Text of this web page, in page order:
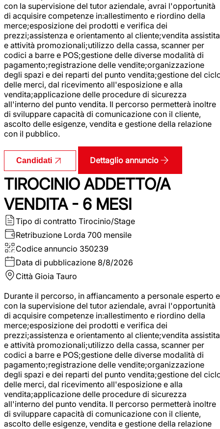
con la supervisione del tutor aziendale, avrai l'opportunità
di acquisire competenze in:allestimento e riordino della
merce;esposizione dei prodotti e verifica dei
prezzi;assistenza e orientamento al cliente;vendita assistita
e attività promozionali;utilizzo della cassa, scanner per
codici a barre e POS;gestione delle diverse modalità di
pagamento;registrazione delle vendite;organizzazione
degli spazi e dei reparti del punto vendita;gestione del
delle merci, dal ricevimento all'esposizione e alla
vendita;applicazione delle procedure di sicurezza
all'interno del punto vendita. Il percorso permetterà inoltre
di sviluppare capacità di comunicazione con il cliente,
ascolto delle esigenze, vendita e gestione della relazione
con il pubblico.
Candidati Dettaglio annuncio
TIROCINIO ADDETTO/A
VENDITA - 6 MESI
Tipo di contratto Tirocinio/Stage
Retribuzione Lorda 700 mensile
Codice annuncio 350239
Data di pubblicazione 8/8/2026
Città Gioia Tauro
Durante il percorso, in affiancamento a personale esperto e
con la supervisione del tutor aziendale, avrai l'opportunità
di acquisire competenze in:allestimento e riordino della
merce;esposizione dei prodotti e verifica dei
prezzi;assistenza e orientamento al cliente;vendita assistita
e attività promozionali;utilizzo della cassa, scanner per
codici a barre e POS;gestione delle diverse modalità di
pagamento;registrazione delle vendite;organizzazione
degli spazi e dei reparti del punto vendita;gestione del
delle merci, dal ricevimento all'esposizione e alla
vendita;applicazione delle procedure di sicurezza
all'interno del punto vendita. Il percorso permetterà inoltre
di sviluppare capacità di comunicazione con il cliente,
ascolto delle esigenze, vendita e gestione della relazione